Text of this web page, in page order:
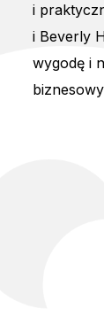
i
i Beverly
wygodę i